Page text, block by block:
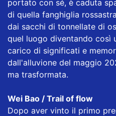
portato con sé, è caduta
di quella fanghiglia
dai sacchi di tonnellate di
quel luogo diventando così
carico di significati e
dall'alluvione del maggio
ma trasformata.
Wei Bao / Trail of flow
Dopo aver vinto il primo